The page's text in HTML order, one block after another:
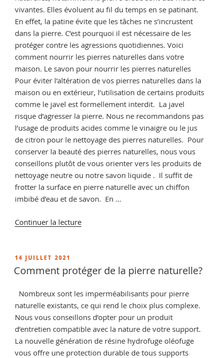
vivantes. Elles évoluent au fil du temps en se patinant.
En effet, la patine évite que les tâches ne s’incrustent
dans la pierre. C’est pourquoi il est nécessaire de les
protéger contre les agressions quotidiennes. Voici
comment nourrir les pierres naturelles dans votre
maison. Le savon pour nourrir les pierres naturelles
Pour éviter l’altération de vos pierres naturelles dans la
maison ou en extérieur, l’utilisation de certains produits
comme le javel est formellement interdit. La javel
risque d’agresser la pierre. Nous ne recommandons pas
l’usage de produits acides comme le vinaigre ou le jus
de citron pour le nettoyage des pierres naturelles. Pour
conserver la beauté des pierres naturelles, nous vous
conseillons plutôt de vous orienter vers les produits de
nettoyage neutre ou notre savon liquide . Il suffit de
frotter la surface en pierre naturelle avec un chiffon
imbibé d’eau et de savon. En …
Continuer la lecturede
pierre
?
retrouver
nos
conseils
de
traitement »
PUBLIÉ
LE
14 JUILLET 2021
Comment protéger de la pierre naturelle?
Nombreux sont les imperméabilisants pour pierre
naturelle existants, ce qui rend le choix plus complexe.
Nous vous conseillons d’opter pour un produit
d’entretien compatible avec la nature de votre support.
La nouvelle génération de résine hydrofuge oléofuge
vous offre une protection durable de tous supports